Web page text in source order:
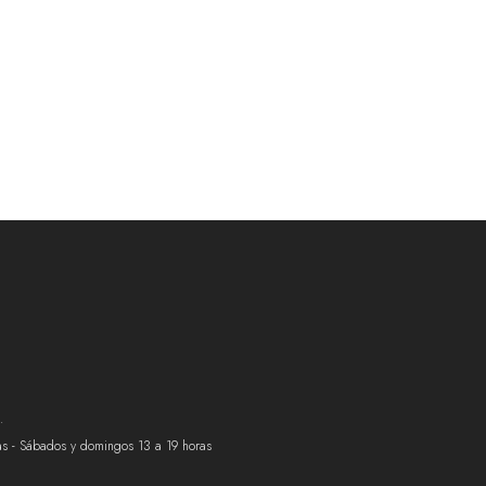
- Sábados y domingos 13 a 19 horas